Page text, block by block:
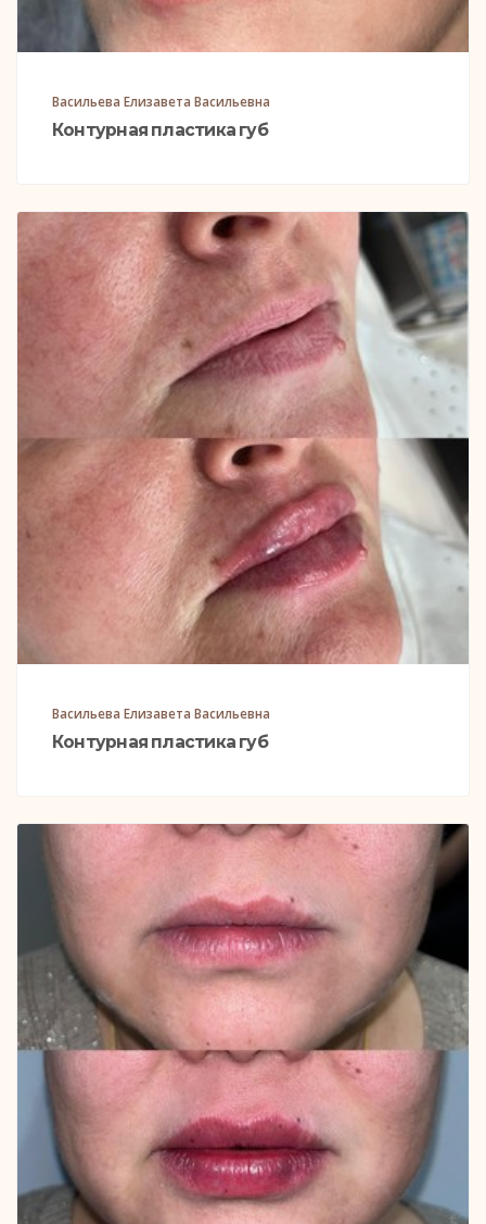
Васильева Елизавета Васильевна
Контурная пластика губ
Васильева Елизавета Васильевна
Контурная пластика губ